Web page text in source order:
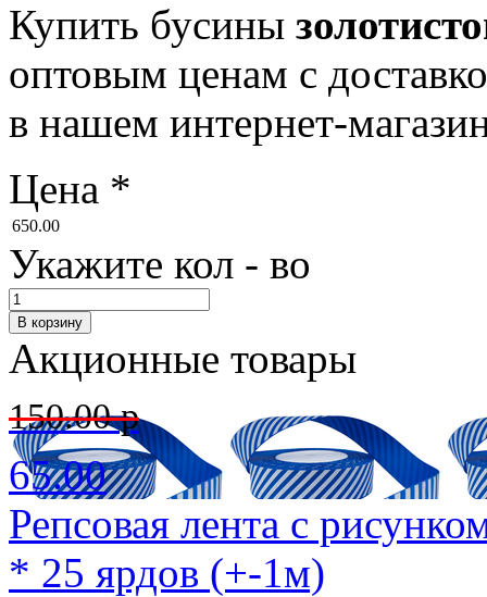
Купить бусины
оптовым ценам с
в нашем интернет-
Цена *
650.00
Укажите кол - во
Акционные товары
150.00 р
65.00
Репсовая лента с
* 25 ярдов (+-1м)